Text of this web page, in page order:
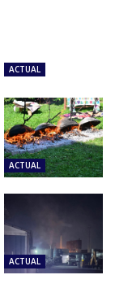
ACTUAL
ACTUAL
ACTUAL